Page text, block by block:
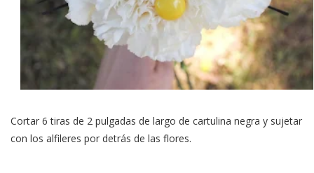
Cortar 6 tiras de 2 pulgadas de largo de cartulina negra y sujetar
con los alfileres por detrás de las flores.